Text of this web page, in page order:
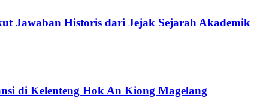
Jawaban Historis dari Jejak Sejarah Akademik
di Kelenteng Hok An Kiong Magelang